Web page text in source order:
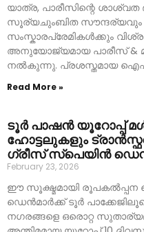
യാത്ര, പാരീസിന്റെ ശാശ്വത
സൂര്യചുംബിത സൗന്ദര്യവും
സംസ്കാരപ്രേമികൾക്കും
അനുയോജ്യമായ പാരീസ് &
നൽകുന്നു. പ്രശസ്തമായ
Read More »
ടൂർ പാഷൻ യൂറോപ്പ്
ഹോട്ടലുകളും
ഗ്രീസ് സ്പെയിൻ
February 23, 2026
ഈ സൂക്ഷ്മമായി
ഡെൻമാർക്ക് ടൂർ
നഗരങ്ങളെ ഒരൊറ്റ